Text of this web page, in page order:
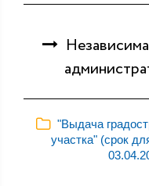
"Выдача
участка" (срок